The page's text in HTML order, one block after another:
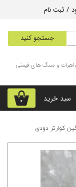
جستجو کنید
/ ثبت نام
۰ سبد خرید
و سنگ های قیمتی
کوارتز دودی